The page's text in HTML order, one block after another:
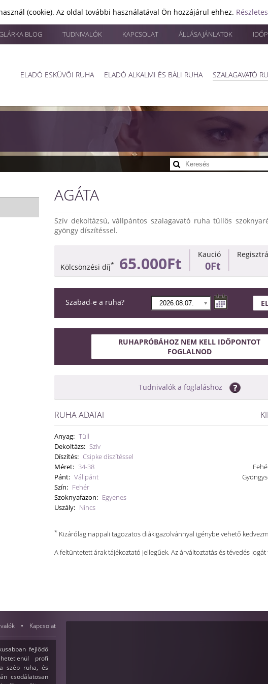
(cookie). Az oldal további használatával Ön hozzájárul ehhez.
ÁLLÁSAJÁNLATOK
KAPCSOLAT
TUDNIVALÓK
BLOG
ELADÓ ESKÜVŐI RUHA ELADÓ ALKALMI ÉS BÁLI RUHA SZALAGAVATÓ
AGÁTA
Szív dekoltázsú, vállpántos szalagavató ruha tüllös
gyöngy díszítéssel.
Kölcsönzési díj* 65.000Ft Kaució
0Ft
Szabad-e a ruha?
RUHAPRÓBÁHOZ NEM KELL IDŐPONTOT
FOGLALNOD
Tudnivalók a foglaláshoz
RUHA ADATAI
Anyag: Tüll
Dekoltázs: Szív
Díszítés: Csipke díszítéssel
Méret: 34-38
Pánt: Vállpánt
Szín: Fehér
Szoknyafazon: Egyenes
Uszály: Nincs
* Kizárólag nappali tagozatos diákigazolvánnyal igénybe vehető
A feltüntetett árak tájékoztató jellegűek. Az árváltoztatás és tévedés
Kapcsolat
fejlődő
profi
szép ruha, és
csodálatosan